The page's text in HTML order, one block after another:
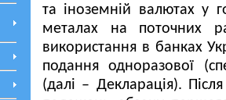
та іноземній валютах у
металах на поточних
використання в банках
подання одноразової
(далі – Декларація).